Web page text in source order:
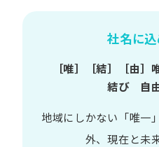
社名に
［唯］​［結］​［由］
結び 自
地域に​しかない​「唯一
外、​現在と​未